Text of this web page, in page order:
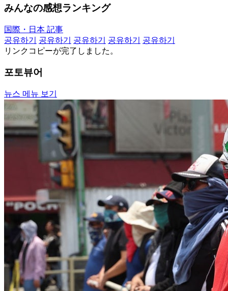
みんなの感想ランキング
国際・日本 記事
공유하기
공유하기 공유하기 공유하기
공유하기
リンクコピーが完了しました。
포토뷰어
뉴스 메뉴 보기